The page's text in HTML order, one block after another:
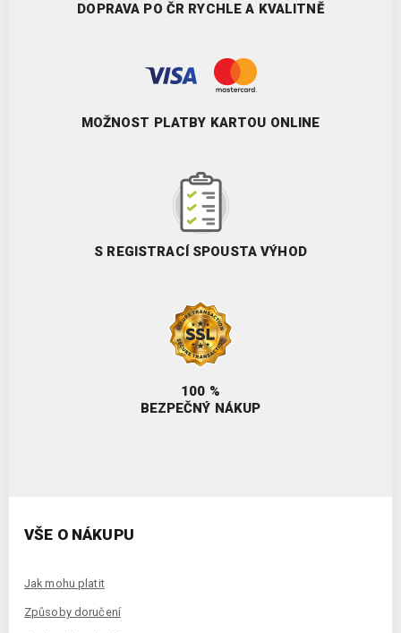
DOPRAVA PO ČR RYCHLE A KVALITNĚ
MOŽNOST PLATBY KARTOU ONLINE
S REGISTRACÍ SPOUSTA VÝHOD
100 %
BEZPEČNÝ NÁKUP
VŠE O NÁKUPU
Jak mohu platit
Způsoby doručení